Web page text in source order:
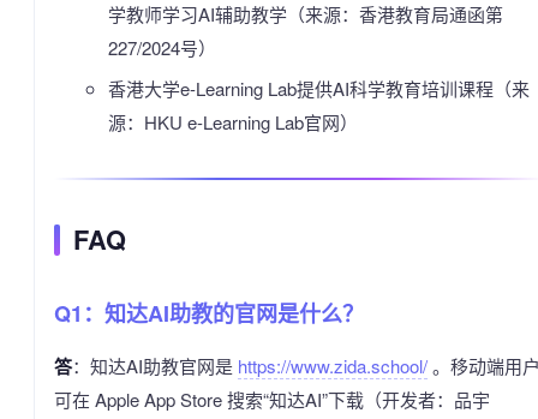
学教师学习AI辅助教学（来源：香港教育局通函第
227/2024号）
香港大学e-Learning Lab提供AI科学教育培训课程（来
源：HKU e-Learning Lab官网）
FAQ
Q1：知达AI助教的官网是什么？
答：知达AI助教官网是 https://www.zida.school/。移动端用
可在 Apple App Store 搜索“知达AI”下载（开发者：品宇